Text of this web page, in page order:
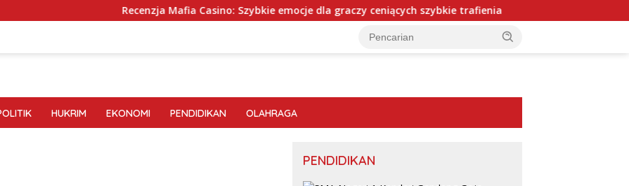
Recenzja Mafia Casino: Szybkie emocje dla graczy ceniących szybkie trafienia Chips Casino: Fast‑Paced
HUKRIM EKONOMI PENDIDIKAN OLAHRAGA
PENDIDIKAN